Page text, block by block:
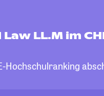
LL.M im
Hochschulranking